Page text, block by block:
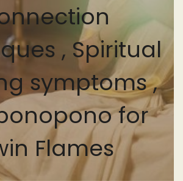
, Spiritual
symptoms ,
for
Flames